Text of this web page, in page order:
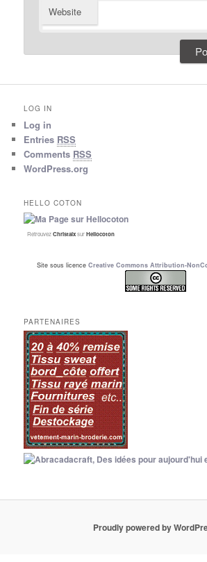
Website
LOG IN
Log in
Entries RSS
Comments RSS
WordPress.org
HELLO COTON
RetrouvezChristalxsurHellocoton
Site sous licence Creative Commons Attribution-
PARTENAIRES
Proudly powered by